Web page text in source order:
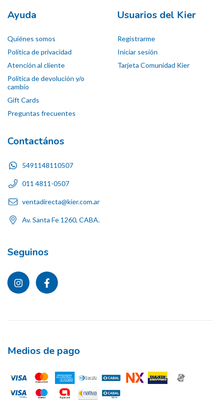
Ayuda
Quiénes somos
Política de privacidad
Atención al cliente
Política de devolución y/o
cambio
Gift Cards
Preguntas frecuentes
Usuarios del Kier
Registrarme
Iniciar sesión
Tarjeta Comunidad Kier
Contactános
5491148110507
011 4811-0507
ventadirecta@kier.com.ar
Av. Santa Fe 1260, CABA.
Seguinos
Medios de pago